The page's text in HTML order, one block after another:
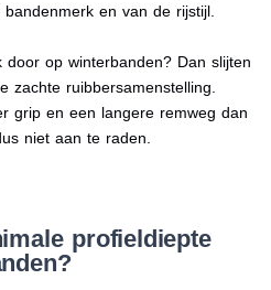
en van de rijstijl.
op winterbanden? Dan slijten
zachte ruibbersamenstelling.
grip en een langere remweg dan
niet aan te raden.
profieldiepte